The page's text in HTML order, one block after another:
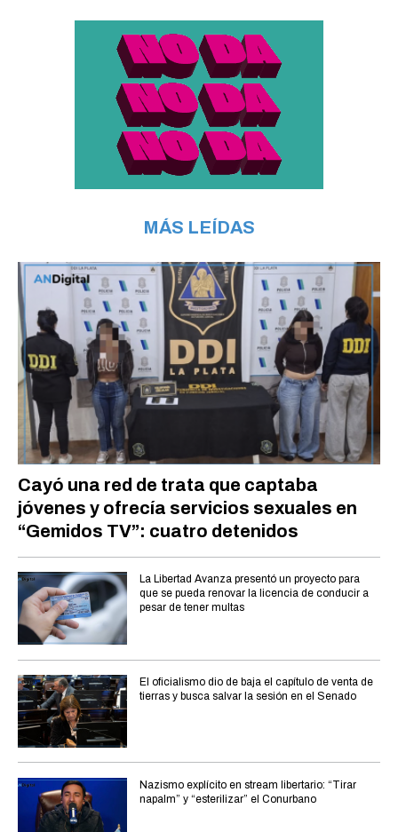
MÁS LEÍDAS
Cayó una red de trata que captaba
jóvenes y ofrecía servicios sexuales en
“Gemidos TV”: cuatro detenidos
La Libertad Avanza presentó un proyecto para
que se pueda renovar la licencia de conducir a
pesar de tener multas
El oficialismo dio de baja el capítulo de venta de
tierras y busca salvar la sesión en el Senado
Nazismo explícito en stream libertario: “Tirar
napalm” y “esterilizar” el Conurbano